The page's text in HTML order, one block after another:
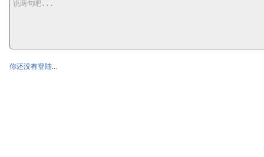
你还没有登陆...